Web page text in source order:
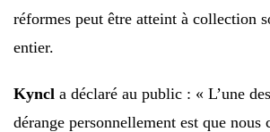
réformes peut être atteint à collection
entier.
Kyncl a déclaré au public : « L’une
dérange personnellement est que nous